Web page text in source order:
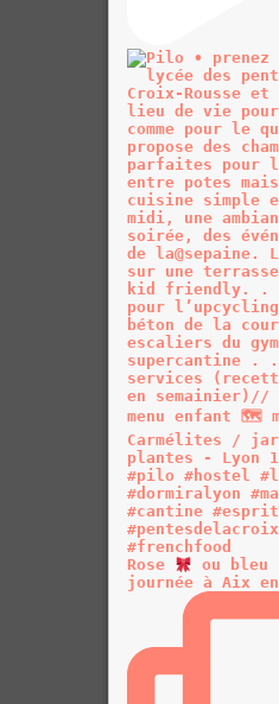
Rose ou bleu
journée à Aix en